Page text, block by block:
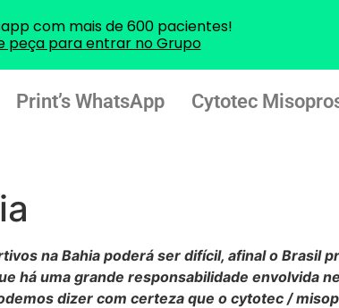
Print’s WhatsApp Cytotec
na Bahia poderá ser difícil, afinal o Brasil
há uma grande responsabilidade envolvida
dizer com certeza que o cytotec /
com mais de 600 pacientes!
peça para entrar no Grupo